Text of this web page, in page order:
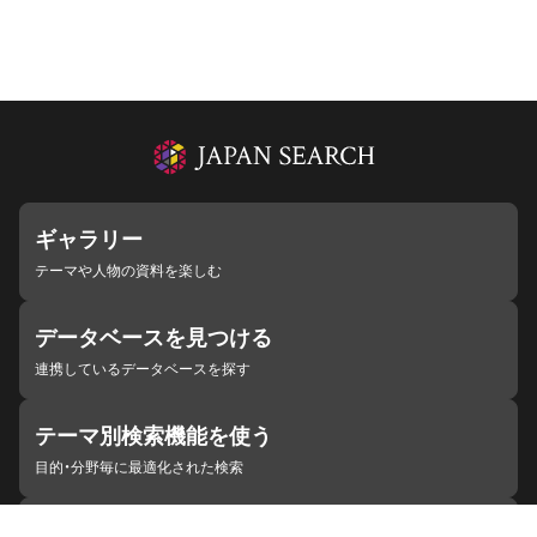
ギャラリー
テーマや人物の資料を楽しむ
データベースを見つける
連携しているデータベースを探す
テーマ別検索機能を使う
目的・分野毎に最適化された検索